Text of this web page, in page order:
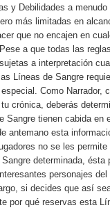
y Debilidades a menudo
más limitadas en
que no encajen en
a que todas las
a interpretación
Líneas de Sangre
Como Narrador,
crónica, deberás
Sangre tienen cabida en
antemano esta
no se les permite
Sangre determinada, ésta
personajes del
si decides que así
por qué reservas esta